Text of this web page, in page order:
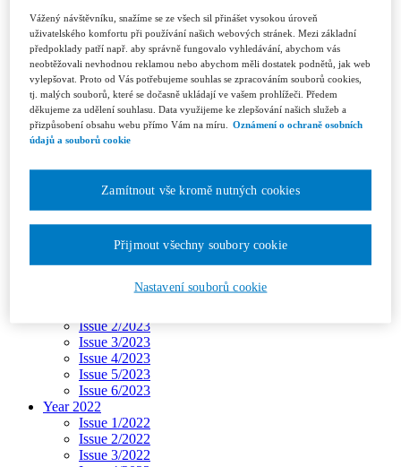
Year 2026
Issue 1/2026
Issue 2/2026
Issue 3/2026
Year 2025
Issue 1/2025
Issue 2/2025
Issue 3/2025
Issue 4-5/2025
Issue 1/2024
Issue 2/2024
Issue 3/2024
Issue 4/2024
Issue 5/2024
Issue 2/2023
Issue 3/2023
Issue 4/2023
Issue 5/2023
Issue 6/2023
Year 2022
Issue 1/2022
Issue 2/2022
Issue 3/2022
Vážený návštěvníku, snažíme se ze všech sil přinášet vysokou úroveň
uživatelského komfortu při používání našich webových stránek. Mezi základní
předpoklady patří např. aby správně fungovalo vyhledávání, abychom vás
neobtěžovali nevhodnou reklamou nebo abychom měli dostatek podnětů, jak web
vylepšovat. Proto od Vás potřebujeme souhlas se zpracováním souborů cookies,
tj. malých souborů, které se dočasně ukládají ve vašem prohlížeči. Předem
děkujeme za udělení souhlasu. Data využijeme ke zlepšování našich služeb a
přizpůsobení obsahu webu přímo Vám na míru.
Oznámení o ochraně osobních
údajů a souborů cookie
Nastavení souborů cookie
Zamítnout vše kromě nutných cookies
Přijmout všechny soubory cookie